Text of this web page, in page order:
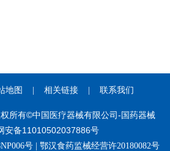
地图 相关链接 联系我们
所有©中国医疗器械有限公司-国药器械
安备11010502037886号
号 | 鄂汉食药监械经营许20180082号